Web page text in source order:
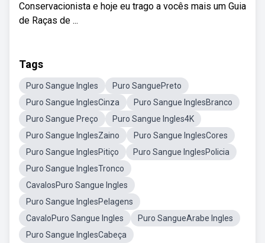
Conservacionista e hoje eu trago a vocês mais um Guia
de Raças de ...
Tags
Puro Sangue Ingles
Puro SanguePreto
Puro Sangue InglesCinza
Puro Sangue InglesBranco
Puro Sangue Preço
Puro Sangue Ingles4K
Puro Sangue InglesZaino
Puro Sangue InglesCores
Puro Sangue InglesPitiço
Puro Sangue InglesPolicia
Puro Sangue InglesTronco
CavalosPuro Sangue Ingles
Puro Sangue InglesPelagens
CavaloPuro Sangue Ingles
Puro SangueArabe Ingles
Puro Sangue InglesCabeça